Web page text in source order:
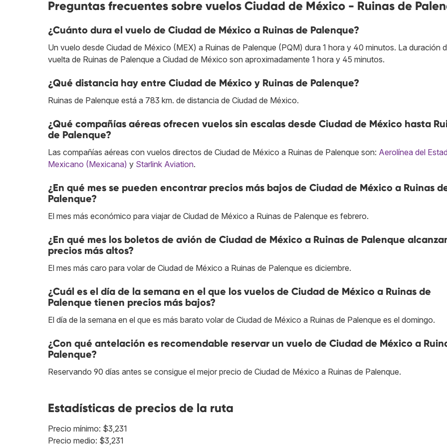
Preguntas frecuentes sobre vuelos Ciudad de México - Ruinas de
¿Cuánto dura el vuelo de Ciudad de México a Ruinas de Palenque?
Un vuelo desde Ciudad de México (MEX) a Ruinas de Palenque (PQM) dura 1 hora y 40 minutos. La duración
vuelta de Ruinas de Palenque a Ciudad de México son aproximadamente 1 hora y 45 minutos.
¿Qué distancia hay entre Ciudad de México y Ruinas de Palenque?
Ruinas de Palenque está a 783 km. de distancia de Ciudad de México.
¿Qué compañías aéreas ofrecen vuelos sin escalas desde Ciudad de México hasta
de Palenque?
Las compañías aéreas con vuelos directos de Ciudad de México a Ruinas de Palenque son: Aerolínea del
Mexicano (Mexicana) y Starlink Aviation.
¿En qué mes se pueden encontrar precios más bajos de Ciudad de México a Ruinas
Palenque?
El mes más económico para viajar de Ciudad de México a Ruinas de Palenque es febrero.
¿En qué mes los boletos de avión de Ciudad de México a Ruinas de Palenque
precios más altos?
El mes más caro para volar de Ciudad de México a Ruinas de Palenque es diciembre.
¿Cuál es el día de la semana en el que los vuelos de Ciudad de México a Ruinas de
Palenque tienen precios más bajos?
El día de la semana en el que es más barato volar de Ciudad de México a Ruinas de Palenque es el domingo.
¿Con qué antelación es recomendable reservar un vuelo de Ciudad de México a
Palenque?
Reservando 90 días antes se consigue el mejor precio de Ciudad de México a Ruinas de Palenque.
Estadísticas de precios de la ruta
Precio mínimo: $3,231
Precio medio: $3,231